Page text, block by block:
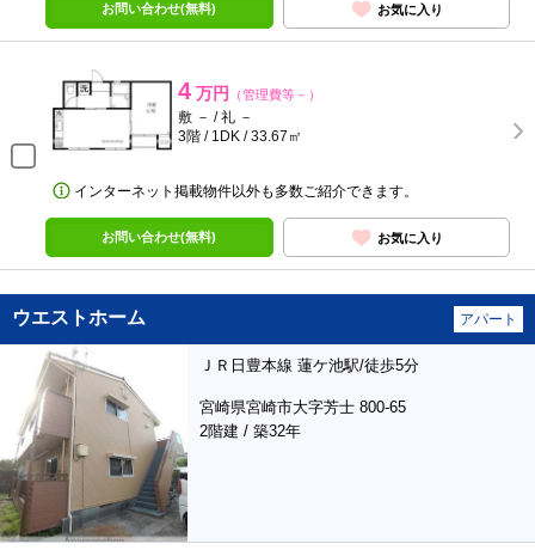
お問い合わせ(無料) お気に入り
4 万円 （管理費等－）
敷 － / 礼 －
3階 / 1DK / 33.67㎡
インターネット掲載物件以外も多数ご紹介できます。
お問い合わせ(無料) お気に入り
ウエストホーム アパート
ＪＲ日豊本線 蓮ケ池駅/徒歩5分
宮崎県宮崎市大字芳士 800-65
2階建 / 築32年